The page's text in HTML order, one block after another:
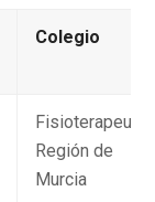
Colegio
Región de
Murcia